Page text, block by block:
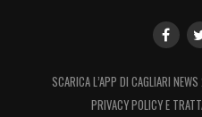
In caso di cessione
Cagliari potrebbe
ulteriore innesto in
punto, il nome di
SCARICA L’APP DI CAGLIARI
PRIVACY POLICY E